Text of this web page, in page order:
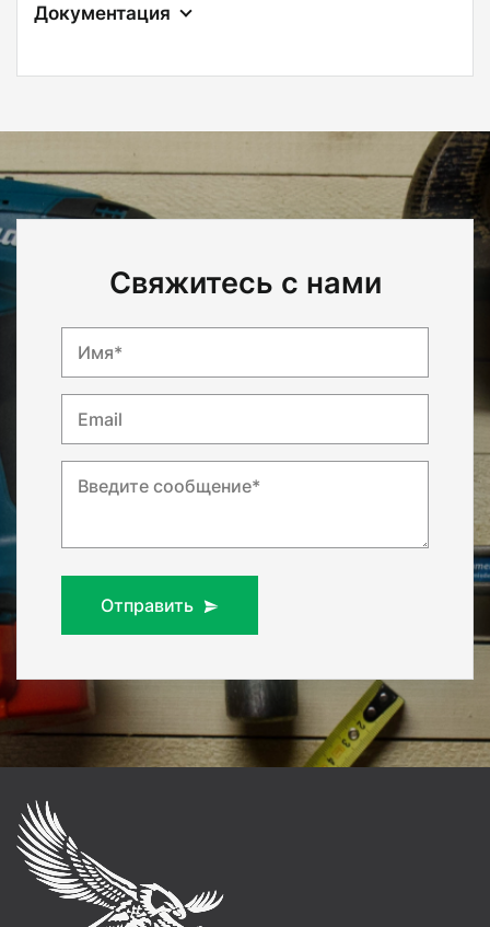
Документация
Свяжитесь с нами
Имя*
Email
Введите сообщение*
Отправить